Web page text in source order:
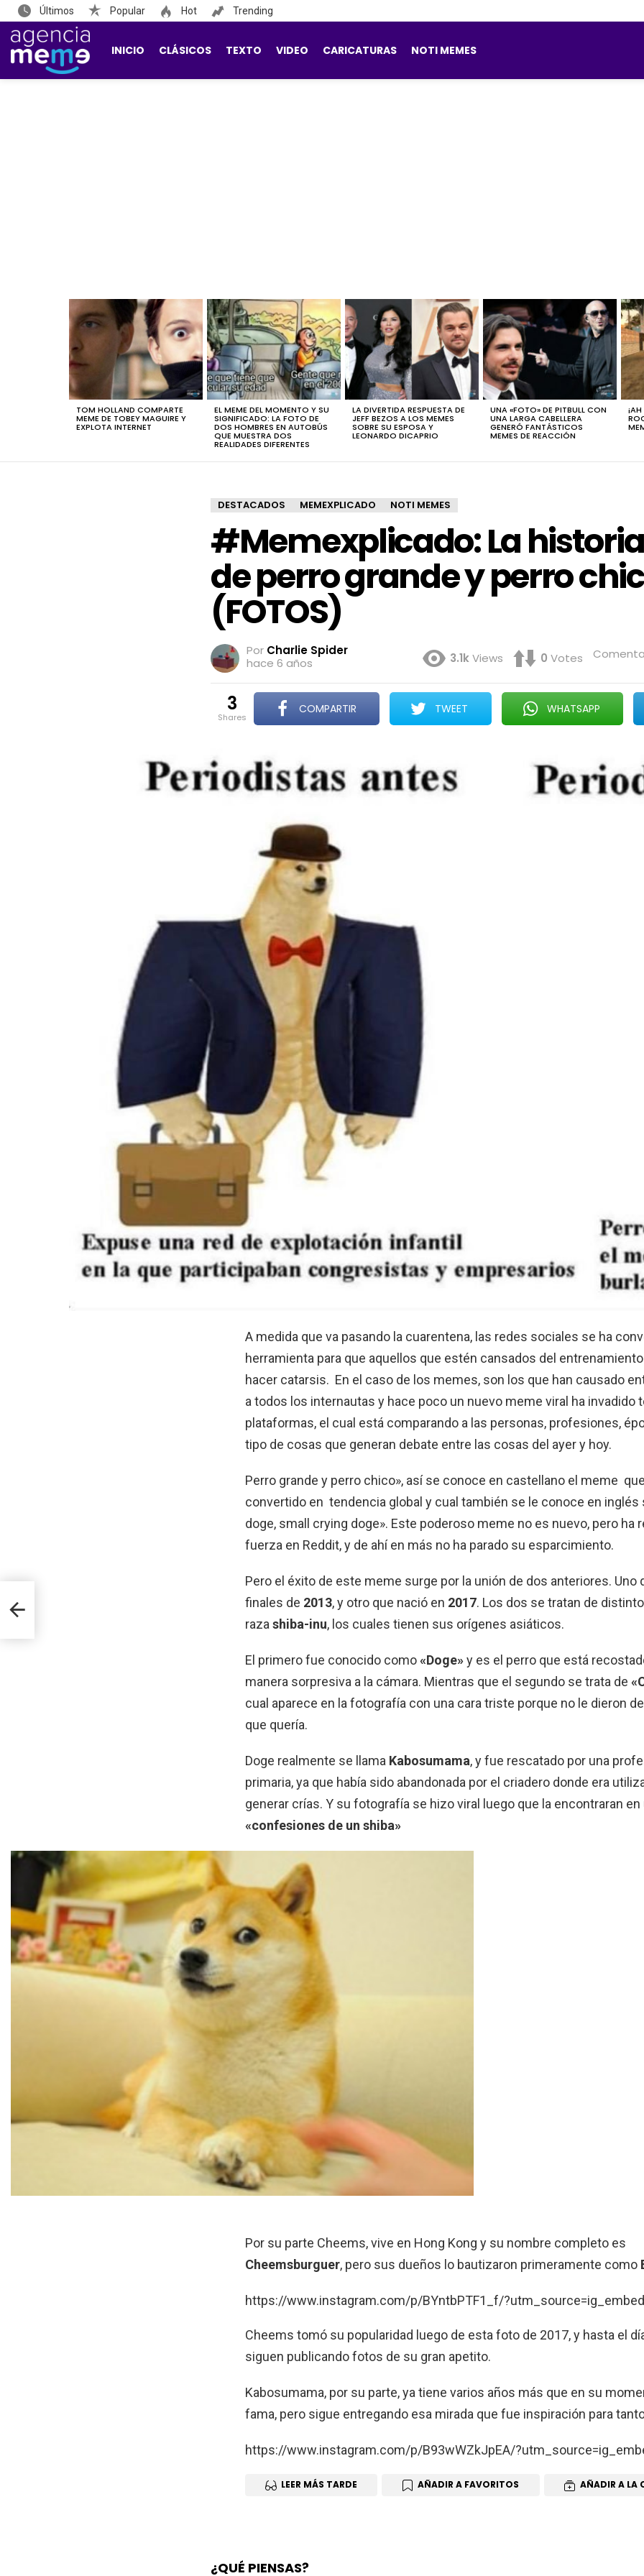
Últimos Popular Hot Trending
INICIO CLÁSICOS TEXTO VIDEO CARICATURAS NOTI MEMES
STORIES
TOM HOLLAND COMPARTE
MEME DE TOBEY MAGUIRE Y
EXPLOTA INTERNET
EL MEME DEL MOMENTO Y SU
SIGNIFICADO: LA FOTO DE
DOS HOMBRES EN AUTOBÚS
QUE MUESTRA DOS
REALIDADES DIFERENTES
LA DIVERTIDA RESPUESTA DE
JEFF BEZOS A LOS MEMES
SOBRE SU ESPOSA Y
LEONARDO DICAPRIO
UNA «FOTO» DE PITBULL CON
UNA LARGA CABELLERA
GENERÓ FANTÁSTICOS
MEMES DE REACCIÓN
DESTACADOS MEMEXPLICADO NOTI MEMES
#Memexplicado: La
de perro grande y perro
(FOTOS)
Por Charlie Spider
hace 6 años
3.1kViews 0 Votes
3
shares
COMPARTIR TWEET WHATSAPP
A medida que va pasando la cuarentena, las redes sociales se ha
herramienta para que aquellos que estén cansados del
hacer catarsis. En el caso de los memes, son los que han causado
a todos los internautas y hace poco un nuevo meme viral ha invadido
plataformas, el cual está comparando a las personas, profesiones,
tipo de cosas que generan debate entre las cosas del ayer y hoy.
Perro grande y perro chico», así se conoce en castellano el meme
convertido en tendencia global y cual también se le conoce en inglés
doge, small crying doge». Este poderoso meme no es nuevo, pero ha
fuerza en Reddit, y de ahí en más no ha parado su esparcimiento.
Pero el éxito de este meme surge por la unión de dos anteriores. Uno
finales de 2013, y otro que nació en 2017. Los dos se tratan de
raza shiba-inu, los cuales tienen sus orígenes asiáticos.
El primero fue conocido como«Doge»y es el perro que está
manera sorpresiva a la cámara. Mientras que el segundo se trata de
cual aparece en la fotografía con una cara triste porque no le dieron
que quería.
Doge realmente se llama Kabosumama, y fue rescatado por una
primaria, ya que había sido abandonada por el criadero donde era
generar crías. Y su fotografía se hizo viral luego que la encontraran
«confesiones de un shiba»
Por su parte Cheems, vive en Hong Kong y su nombre completo es
Cheemsburguer, pero sus dueños lo bautizaron primeramente como
https://www.instagram.com/p/BYntbPTF1_f/?utm_source=ig_embed
Cheems tomó su popularidad luego de esta foto de 2017, y hasta el
siguen publicando fotos de su gran apetito.
Kabosumama, por su parte, ya tiene varios años más que en su
fama, pero sigue entregando esa mirada que fue inspiración para
https://www.instagram.com/p/B93wWZkJpEA/
LEER MÁS TARDE AÑADIR A FAVORITOS AÑADIR A LA
¿QUÉ PIENSAS?